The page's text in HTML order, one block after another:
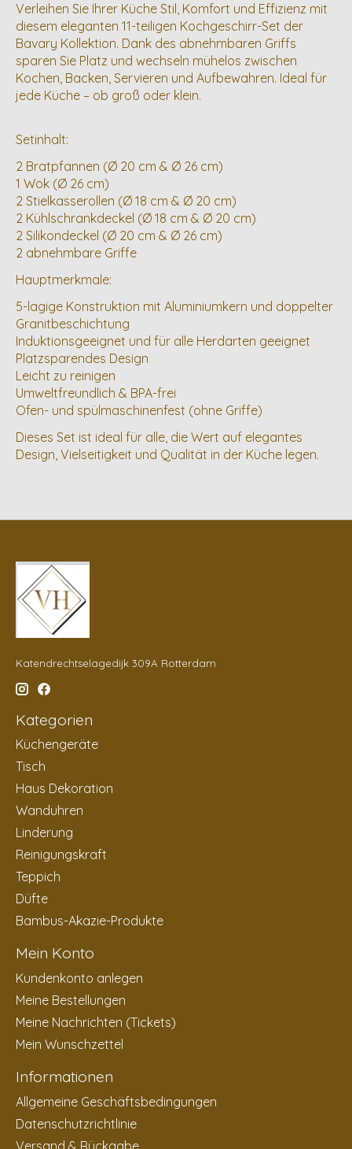
Verleihen Sie Ihrer Küche Stil, Komfort und Effizienz mit
diesem eleganten 11-teiligen Kochgeschirr-Set der
Bavary Kollektion. Dank des abnehmbaren Griffs
sparen Sie Platz und wechseln mühelos zwischen
Kochen, Backen, Servieren und Aufbewahren. Ideal für
jede Küche – ob groß oder klein.
Setinhalt:
2 Bratpfannen (Ø 20 cm & Ø 26 cm)
1 Wok (Ø 26 cm)
2 Stielkasserollen (Ø 18 cm & Ø 20 cm)
2 Kühlschrankdeckel (Ø 18 cm & Ø 20 cm)
2 Silikondeckel (Ø 20 cm & Ø 26 cm)
2 abnehmbare Griffe
Hauptmerkmale:
5-lagige Konstruktion mit Aluminiumkern und doppelter
Granitbeschichtung
Induktionsgeeignet und für alle Herdarten geeignet
Platzsparendes Design
Leicht zu reinigen
Umweltfreundlich & BPA-frei
Ofen- und spülmaschinenfest (ohne Griffe)
Dieses Set ist ideal für alle, die Wert auf elegantes
Design, Vielseitigkeit und Qualität in der Küche legen.
Katendrechtselagedijk 309A Rotterdam
Kategorien
Küchengeräte
Tisch
Haus Dekoration
Wanduhren
Linderung
Reinigungskraft
Teppich
Düfte
Bambus-Akazie-Produkte
Mein Konto
Kundenkonto anlegen
Meine Bestellungen
Meine Nachrichten (Tickets)
Mein Wunschzettel
Informationen
Allgemeine Geschäftsbedingungen
Datenschutzrichtlinie
Versand & Rückgabe